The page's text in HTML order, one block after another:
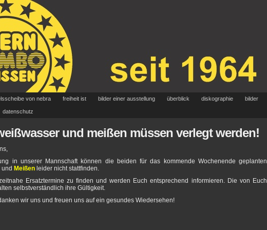
von nebra freiheit ist bilder einer ausstellung überblick diskographie bilder
datenschutz
und meißen müssen verlegt werden!
in unserer Mannschaft können die beiden für das kommende Wochenende geplanten
und Meißen leider nicht stattfinden.
Ersatztermine zu finden und werden Euch entsprechend informieren. Die von Euch
selbstverständlich ihre Gültigkeit.
wir uns und freuen uns auf ein gesundes Wiedersehen!